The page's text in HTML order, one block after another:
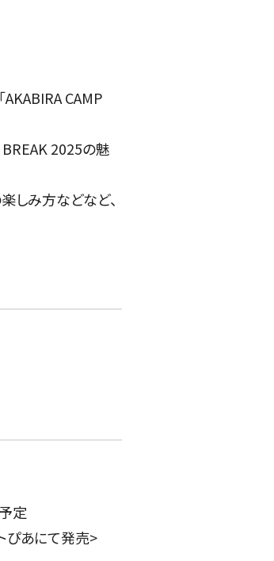
CAMP
BREAK 2025の魅
しみ方などなど、
定
ぴあにて発売>